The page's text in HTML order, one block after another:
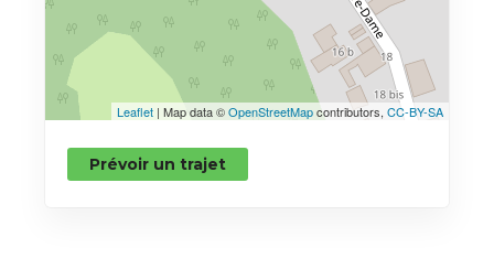
Leaflet | Map data ©OpenStreetMapcontributors, CC-BY-SA
Prévoir un trajet